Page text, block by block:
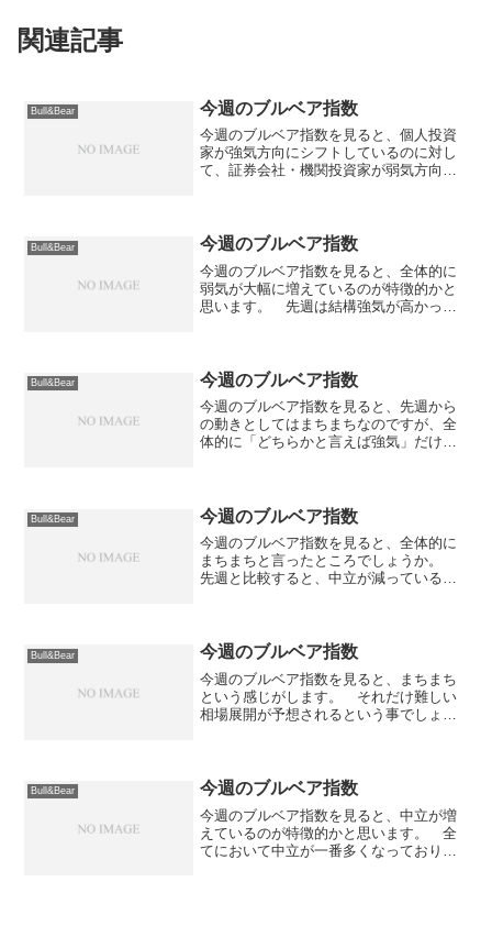
関連記事
Bull&Bear 今週のブルベア指数
今週のブルベア指数を見ると、個人投資
家が強気方向にシフトしているのに対し
て、証券会社・機関投資家が弱気方向に
が... >>証券会社 ...
Bull&Bear 今週のブルベア指数
今週のブルベア指数を見ると、全体的に
弱気が大幅に増えているのが特徴的かと
思います。 先週は結構強気が高かった
ファンドの解約売りが...
Bull&Bear 今週のブルベア指数
今週のブルベア指数を見ると、先週から
の動きとしてはまちまちなのですが、全
体的に「どちらかと言えば強気」だけど
す。 >>証券会社 強気...
Bull&Bear 今週のブルベア指数
今週のブルベア指数を見ると、全体的に
まちまちと言ったところでしょうか。
先週と比較すると、中立が減っているも
弱気派が多めになっている...
Bull&Bear 今週のブルベア指数
今週のブルベア指数を見ると、まちまち
という感じがします。 それだけ難しい
相場展開が予想されるという事でしょう
家が弱気にシフトしている...
Bull&Bear 今週のブルベア指数
今週のブルベア指数を見ると、中立が増
えているのが特徴的かと思います。 全
てにおいて中立が一番多くなっており、